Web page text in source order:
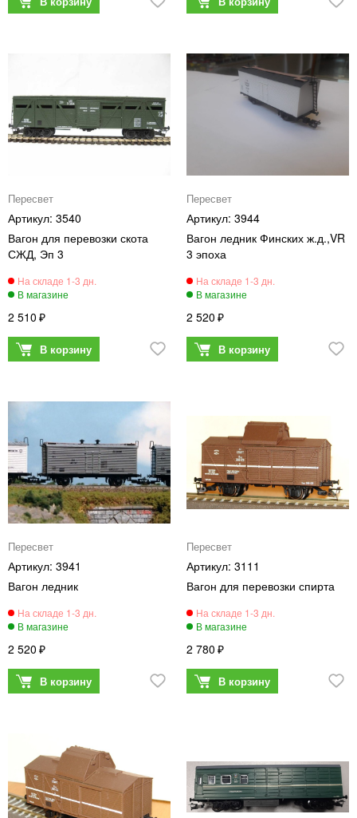
Пересвет
3540
Вагон для перевозки скота
СЖД, Эп 3
2 510
Пересвет
3944
Вагон ледник Финских ж.д.,VR
3 эпоха
2 520
Пересвет
3941
Вагон ледник
2 520
Пересвет
3111
Вагон для перевозки спирта
2 780